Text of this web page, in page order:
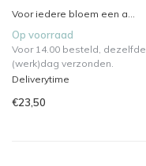
Voor iedere bloem een a...
Op voorraad
Voor 14.00 besteld, dezelfde
(werk)dag verzonden.
Deliverytime
€23,50